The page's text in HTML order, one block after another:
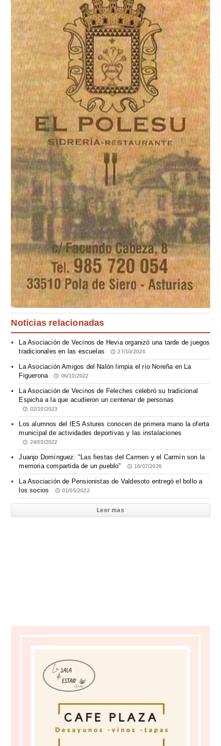
Noticias relacionadas
La Asociación de Vecinos de Hevia organizó una tarde de juegos
tradicionales en las escuelas
27/10/2024
La Asociación Amigos del Nalón limpia el río Noreña en La
Figuerona
06/10/2022
La Asociación de Vecinos de Feleches celebró su tradicional
Espicha a la que acudieron un centenar de personas
02/10/2023
Los alumnos del IES Astures conocen de primera mano la oferta
municipal de actividades deportivas y las instalaciones
24/03/2022
Juanjo Domínguez: "Las fiestas del Carmen y el Carmín son la
memoria compartida de un pueblo"
16/07/2026
La Asociación de Pensionistas de Valdesoto entregó el bollo a
los socios
01/05/2022
Leer mas